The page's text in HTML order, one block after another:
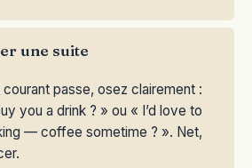
une suite
courant passe, osez clairement :
you a drink ? » ou « I’d love to
— coffee sometime ? ». Net,